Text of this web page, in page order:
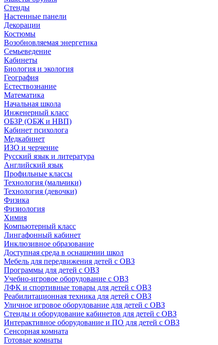
Стенды
Настенные панели
Декорации
Костюмы
Возобновляемая энергетика
Семьеведение
Кабинеты
Биология и экология
География
Естествознание
Математика
Начальная школа
Инженерный класс
ОБЗР (ОБЖ и НВП)
Кабинет психолога
Медкабинет
ИЗО и черчение
Русский язык и литература
Английский язык
Профильные классы
Технология (мальчики)
Технология (девочки)
Физика
Физиология
Химия
Компьютерный класс
Лингафонный кабинет
Инклюзивное образование
Доступная среда в оснащении школ
Мебель для передвижения детей с ОВЗ
Программы для детей с ОВЗ
Учебно-игровое оборудование с ОВЗ
ЛФК и спортивные товары для детей с ОВЗ
Реабилитационная техника для детей с ОВЗ
Уличное игровое оборудование для детей с ОВЗ
Стенды и оборудование кабинетов для детей с ОВЗ
Интерактивное оборудование и ПО для детей с ОВЗ
Сенсорная комната
Готовые комнаты